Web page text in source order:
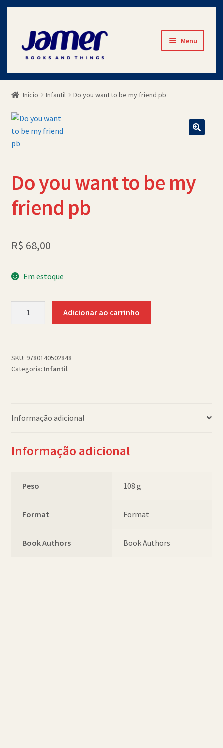
Pular
para
navegação
Pular
para
conteúdo
Menu
Início
Avaliações
Cart
Contato
Minha Conta
SCHOLASTICBOOKCLUB
Início Infantil Do you want to be my friend pb
Do you want to be my
friend pb
R$ 68,00
Em estoque
be
my
Adicionar ao carrinho
SKU: 9780140502848
Categoria: Infantil
Informação adicional
Informação adicional
Peso 108 g
Format Format
Book Authors Book Authors